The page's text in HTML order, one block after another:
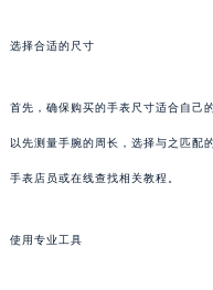
选择合适的尺寸
首先，确保购买的手表尺寸适合自己
以先测量手腕的周长，选择与之匹配
手表店员或在线查找相关教程。
使用专业工具